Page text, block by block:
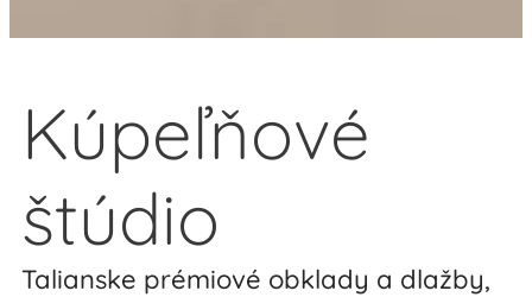
Kúpeľňové
štúdio
Talianske prémiové obklady a dlažby,